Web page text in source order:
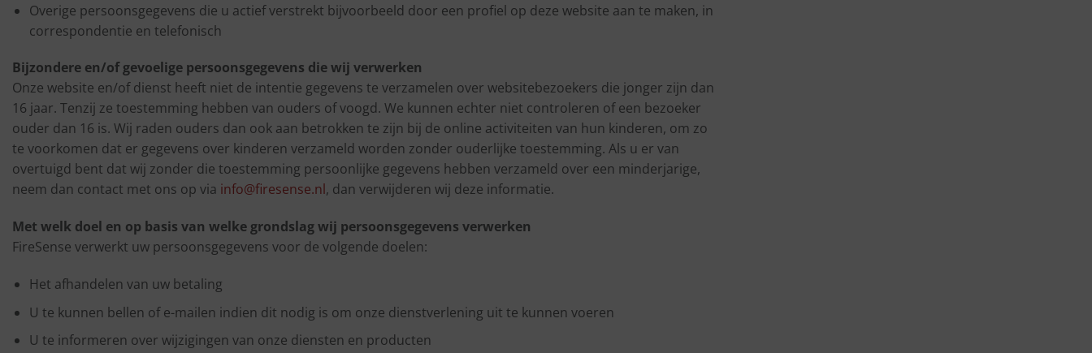
Overige persoonsgegevens die u actief verstrekt bijvoorbeeld door een profiel op deze website aan te maken, in
correspondentie en telefonisch
Bijzondere en/of gevoelige persoonsgegevens die wij verwerken
Onze website en/of dienst heeft niet de intentie gegevens te verzamelen over websitebezoekers die jonger zijn dan
16 jaar. Tenzij ze toestemming hebben van ouders of voogd. We kunnen echter niet controleren of een bezoeker
ouder dan 16 is. Wij raden ouders dan ook aan betrokken te zijn bij de online activiteiten van hun kinderen, om zo
te voorkomen dat er gegevens over kinderen verzameld worden zonder ouderlijke toestemming. Als u er van
overtuigd bent dat wij zonder die toestemming persoonlijke gegevens hebben verzameld over een minderjarige,
neem dan contact met ons op via info@firesense.nl, dan verwijderen wij deze informatie.
Met welk doel en op basis van welke grondslag wij persoonsgegevens verwerken
FireSense verwerkt uw persoonsgegevens voor de volgende doelen:
Het afhandelen van uw betaling
U te kunnen bellen of e-mailen indien dit nodig is om onze dienstverlening uit te kunnen voeren
U te informeren over wijzigingen van onze diensten en producten